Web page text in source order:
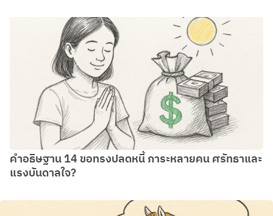
คำอธิษฐาน 14 ขอทรงปลดหนี้ ภาระหลายคน ศรัทธาและ
แรงบันดาลใจ?